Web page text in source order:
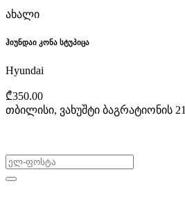
ახალი
ჰიუნდაი კონა სტუპიცა
Hyundai
₾350.00
თბილისი, ვახუშტი ბაგრატიონის 21